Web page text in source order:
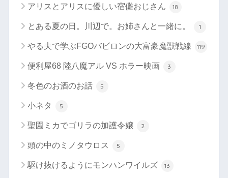
アリスとアリスに優しい宿儺おじさん 18
とある夏の日。川辺で。お姉さんと一緒に。 1
やる夫で学ぶFGOバビロンの大富豪魔獣戦線 119
便利屋68 陸八魔アル VS ホラー映画 3
冬色のお酒のお話 5
小ネタ 5
聖園ミカでゴリラの加護令嬢 2
頭の中のミノタウロス 5
駆け抜けるようにモンハンワイルズ 13